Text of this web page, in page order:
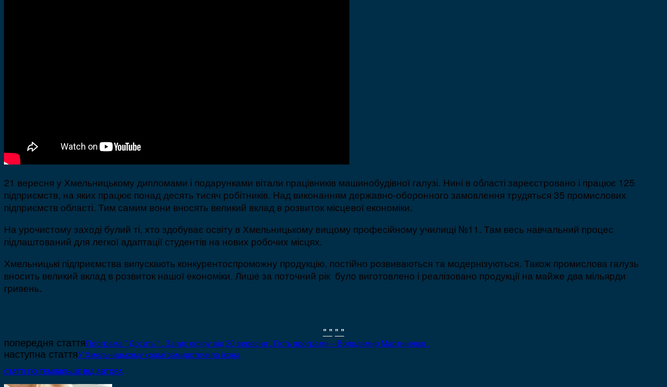
21 вересня у Хмельницькому дипломами і подарунками вітали працівників машинобудівної галузі. Нині в області зареєстровано і працює 125
підприємств, на яких працює понад десять тисяч робітників. Над виконанням державно-оборонного замовлення трудяться 35 промислових
підприємств області. Тим самим вони вносять великий вклад в розвиток місцевої економіки.
На урочистому заході булий ті, хто здобуває освіту в Хмельницькому вищому професійному училищі №11. Там весь навчальний процес
підлаштований для легкої адаптації студентів на нових робочих місцях.
Хмельницькі підприємства випускають конкурентоспроможну продукцію, постійно розвиваються та модернізуються. Також промислова галузь
вносить великий вклад в розвиток нашої економіки. Лише за поточний рік було виготовлено і реалізовано продукції на майже два мільярди
гривень.
" " " "
попередня статтяПрограма ” Досить “ . Запис ефіру від 20 вересня . Гість програми – Володимир Мартиненко .
наступна статтяУ Хмельницькому храмі замироточила ікона
СТАТТІ ПО ТЕМІ БІЛЬШЕ ВІД АВТОРА